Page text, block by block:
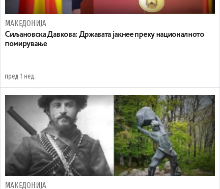
МАКЕДОНИЈА
Сиљановска Давкова: Државата јакнее преку националното
помирување
пред 1 нед.
МАКЕДОНИЈА